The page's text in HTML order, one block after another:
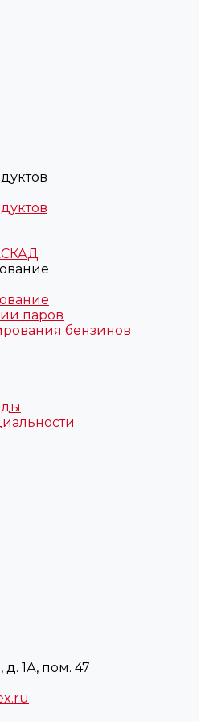
паров
бензинов
1А, пом. 47